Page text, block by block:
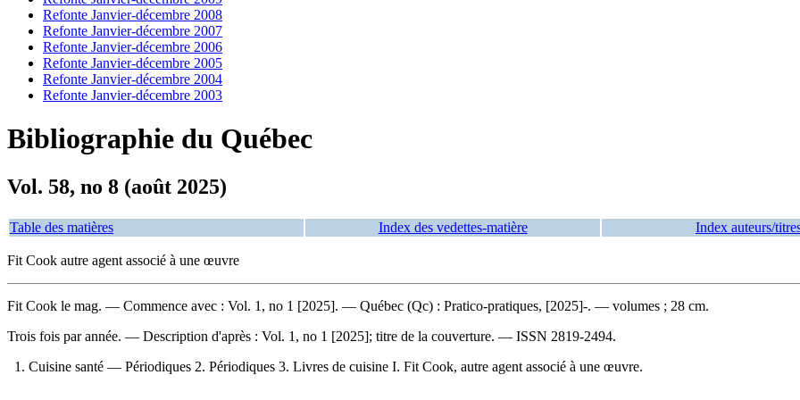
Refonte Janvier-décembre 2008
Refonte Janvier-décembre 2007
Refonte Janvier-décembre 2006
Refonte Janvier-décembre 2005
Refonte Janvier-décembre 2004
Refonte Janvier-décembre 2003
Bibliographie du Québec
Vol. 58, no 8 (août 2025)
Table des matières Index des vedettes-matière Index auteurs/
Fit Cook autre agent associé à une œuvre
Fit Cook le mag. — Commence avec : Vol. 1, no 1 [2025]. — Québec (Qc) : Pratico-pratiques, [2025]-. — volumes ; 28 cm.
Trois fois par année. — Description d'après : Vol. 1, no 1 [2025]; titre de la couverture. — ISSN 2819-2494.
1. Cuisine santé — Périodiques 2. Périodiques 3. Livres de cuisine I. Fit Cook, autre agent associé à une œuvre.